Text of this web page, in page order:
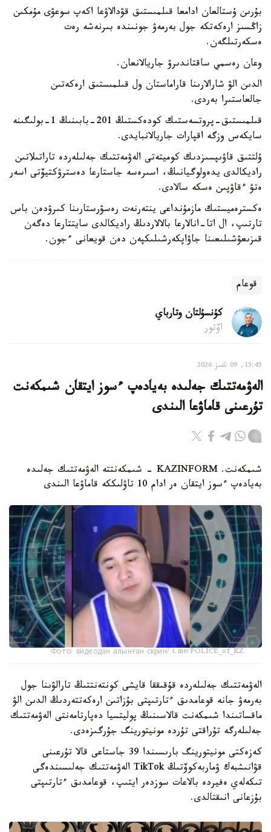
بۇرىن ۇستالعان ادامعا قىلمىستىق قۋدالاۋعا اكەپ سوعۋى مۇمكىن
زاڭسىز ارەكەتكە جول بەرمەۋ جونىندە بىرنەشە رەت
ەسكەرتىلگەن.
وعان رەسمي ساقتاندىرۋ جاريالانعان.
الدىن الۋ شارالارىنا قاراماستان ول قىلمىستىق ارەكەتىن
جالعاستىرا بەردى.
قىلمىستىق-پروتسەستىك كودەكستىڭ 201-بابىنىڭ 1-بولىگىنە
سايكەس وزگە اقپارات جاريالانبايدى.
ۇلتتىق قاۋىپسىزدىك كوميتەتى الەۋمەتتىك جەلىلەردە تاراتىلاتىن
راديكالدى يدەولوگيانىڭ، اسىرەسە جاستارعا دەسترۋكتيۆتى اسەر
ەتۋ ءقاۋپىن ەسكە سالادى.
ەكسترەميستىك مازمۇنداعى ينتەرنەت رەسۋرستارىنا كىرۋدەن باس
تارتىپ، ال اتا-انالارعا بالالاردىڭ راديكالدى سايتتارعا دەگەن
قىزىعۋشىلىعىنا جاۋاپكەرشىلىكپەن دەن قويعانى ءجون.
قوعام
كۇنسۇلتان وتارباي
اۆتور
15:45, 09 تامىز 2026
الەۋمەتتىك جەلىدە بەيادەپ ءسوز ايتقان شىمكەنت
تۇرعىنى قاماۋعا الىندى
شىمكەنت. KAZINFORM - شىمكەنتتە الەۋمەتتىك جەلىدە
بەيادەپ ءسوز ايتقان ەر ادام 10 تاۋلىككە قاماۋعا الىندى
Фото: видеодан алынған скрин/ t.me/POLICE_of_KZ
الەۋمەتتىك جەلىلەردە قۇقىققا قايشى كونتەنتتىڭ تارالۋىنا جول
بەرمەۋ جانە قوعامدىق ءتارتىپتى بۇزاتىن ارەكەتتەردىڭ الدىن الۋ
ماقساتىندا شىمكەنت قالاسىنىڭ پوليتسيا دەپارتامەنتى الەۋمەتتىك
جەلىلەرگە تۇراقتى تۇردە مونيتورينگ جۇرگىزەدى.
كەزەكتى مونيتورينگ بارىسىندا 39 جاستاعى قالا تۇرعىنى
قۋانىشبەك ۋماربەكوۆتىڭ TikTok الەۋمەتتىك جەلىسىندەگى
تىكەلەي ەفيردە بالاعات سوزدەر ايتىپ، قوعامدىق ءتارتىپتى
بۇزعانى انىقتالدى.